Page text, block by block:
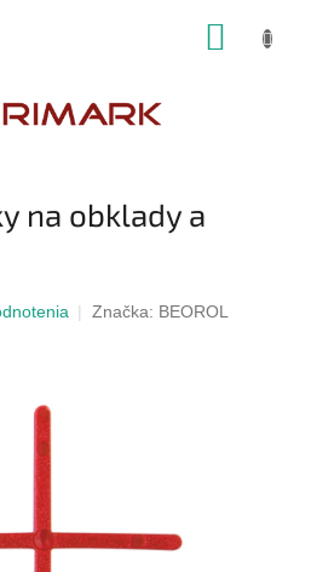
na obklady a
Značka: BEOROL